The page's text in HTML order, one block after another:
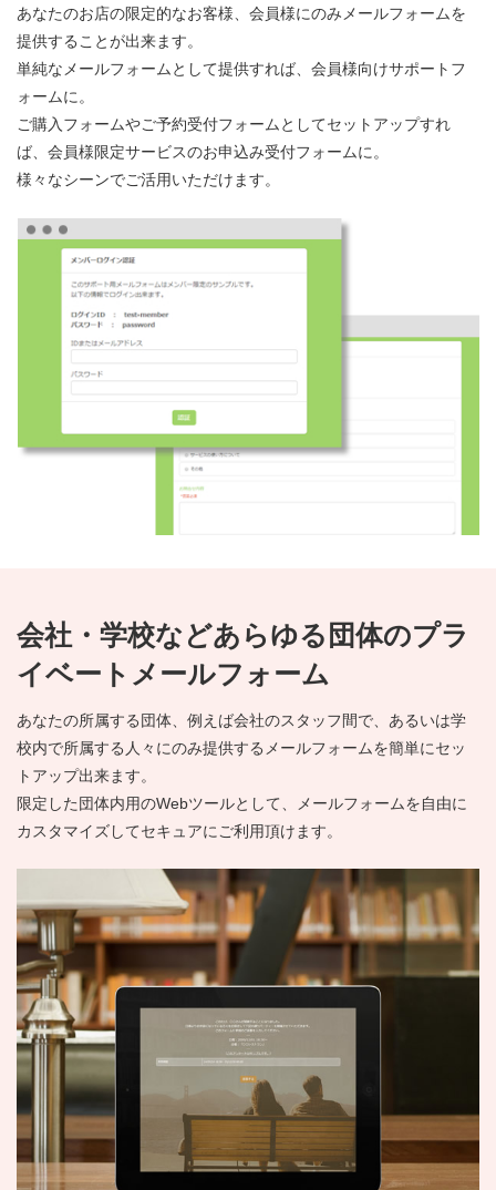
あなたのお店の限定的なお客様、会員様にのみメールフォームを
提供することが出来ます。
単純なメールフォームとして提供すれば、会員様向けサポートフ
ォームに。
ご購入フォームやご予約受付フォームとしてセットアップすれ
ば、会員様限定サービスのお申込み受付フォームに。
様々なシーンでご活用いただけます。
会社・学校などあらゆる団体のプラ
イベートメールフォーム
あなたの所属する団体、例えば会社のスタッフ間で、あるいは学
校内で所属する人々にのみ提供するメールフォームを簡単にセッ
トアップ出来ます。
限定した団体内用のWebツールとして、メールフォームを自由に
カスタマイズしてセキュアにご利用頂けます。